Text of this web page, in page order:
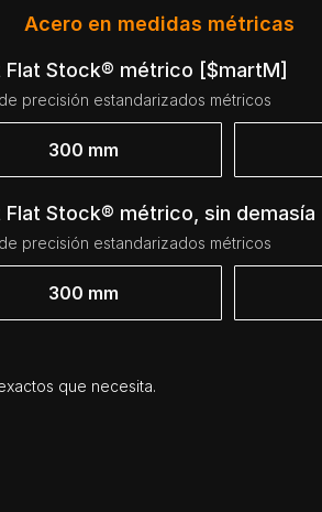
Acero en medidas métricas
Flat Stock® métrico [$martM]
precisión estandarizados métricos
300 mm
Flat Stock® métrico, sin demasía
precisión estandarizados métricos
300 mm
que necesita.